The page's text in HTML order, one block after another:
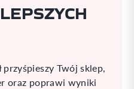
Twój sklep,
oraz poprawi wyniki